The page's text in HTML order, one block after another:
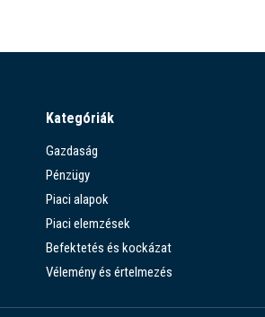
Kategóriák
Gazdaság
Pénzügy
Piaci alapok
Piaci elemzések
Befektetés és kockázat
Vélemény és értelmezés